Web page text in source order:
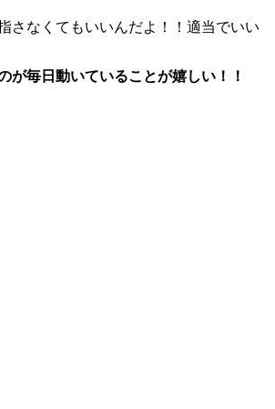
さなくてもいいんだよ！！適当でいい
が毎日動いていることが嬉しい！！